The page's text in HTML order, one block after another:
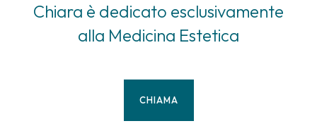
Chiara è dedicato esclusivamente
alla Medicina Estetica
CHIAMA